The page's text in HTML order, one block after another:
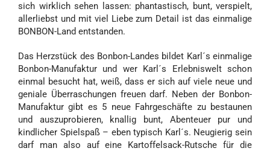
sich wirklich sehen lassen: phantastisch, bunt, verspielt,
allerliebst und mit viel Liebe zum Detail ist das einmalige
BONBON-Land entstanden.
Das Herzstück des Bonbon-Landes bildet Karl´s einmalige
Bonbon-Manufaktur und wer Karl´s Erlebniswelt schon
einmal besucht hat, weiß, dass er sich auf viele neue und
geniale Überraschungen freuen darf. Neben der Bonbon-
Manufaktur gibt es 5 neue Fahrgeschäfte zu bestaunen
und auszuprobieren, knallig bunt, Abenteuer pur und
kindlicher Spielspaß – eben typisch Karl´s. Neugierig sein
darf man also auf eine Kartoffelsack-Rutsche für die